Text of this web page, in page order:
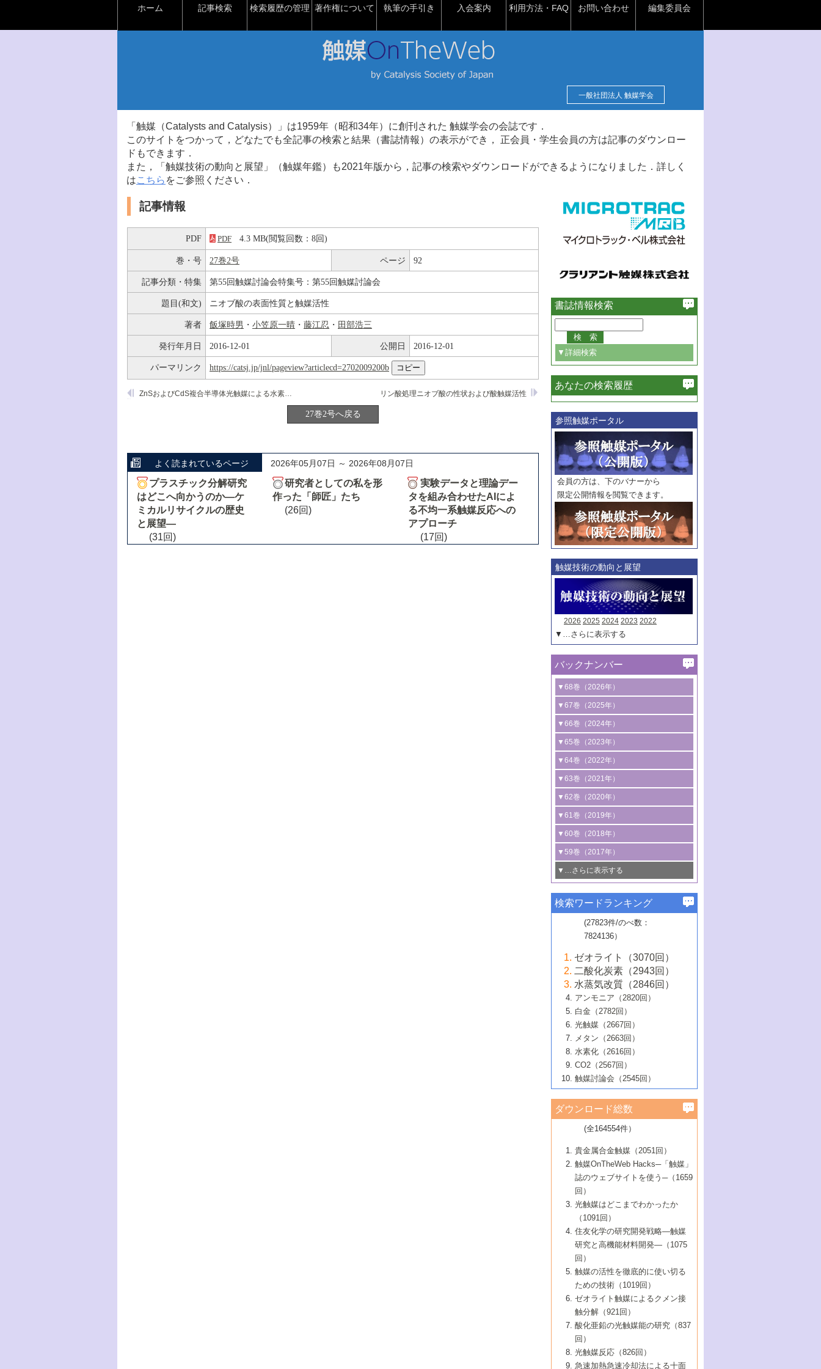
ホーム 記事検索 検索履歴の管理 著作権について 執筆の手引き 入会案内 利用方法・FAQ お問い合わせ 編集委員会
一般社団法人 触媒学会
「触媒（Catalysts and Catalysis）」は1959年（昭和34年）に創刊された 触媒学会の会誌です．
このサイトをつかって，どなたでも全記事の検索と結果（書誌情報）の表示ができ， 正会員・学生会員の方は記事のダウンロー
ドもできます．
また，「触媒技術の動向と展望」（触媒年鑑）も2021年版から，記事の検索やダウンロードができるようになりました．詳しく
はこちら をご参照ください．
記事情報
PDF PDF 4.3 MB(閲覧回数：8回)
巻・号 27巻2号 ページ 92
記事分類・特集 第55回触媒討論会特集号：第55回触媒討論会
題目(和文) ニオブ酸の表面性質と触媒活性
著者 飯塚時男 ・ 小笠原一晴 ・ 藤江忍 ・ 田部浩三
発行年月日 2016-12-01 公開日 2016-12-01
パーマリンク https://catsj.jp/jnl/pageview?articlecd=2702009200b
リン酸処理ニオブ酸の性状および酸触媒活性
ZnSおよびCdS複合半導体光触媒による水素発生速度の異常促進
27巻2号へ戻る
よく読まれているページ 2026年05月07日 ～ 2026年08月07日
プラスチック分解研究
はどこへ向かうのか―ケ
ミカルリサイクルの歴史
と展望―
(31回)
研究者としての私を形
作った「師匠」たち
(26回)
実験データと理論デー
タを組み合わせたAIによ
る不均一系触媒反応への
アプローチ
(17回)
書誌情報検索
▼詳細検索
必ず含む
巻・号指定
巻
号
範囲指定
巻
号～
巻
号
触媒年鑑
年度
記事種別
マーク：
マークあり
あなたの検索履歴
参照触媒ポータル
会員の方は、下のバナーから
限定公開情報を閲覧できます。
触媒技術の動向と展望
2026 2025 2024 2023 2022
▼…さらに表示する
バックナンバー
▼68巻（2026年）
1号 過酸化水素合成に関する研究動向
2号 コンピューター技術により加速する
触媒開発
3号 有機分子変換やCO 資源化のための
光触媒に関する最近の研究
B号 第137回触媒討論会（2026年）
▼67巻（2025年）
1号 CO
水素化によるグリーン燃料/グリ
ーンケミカル製造
2号 水素製造のための水分解技術に関す
る最近の研究
3号 オレフィン系樹脂の精密合成に関す
る最新技術
4号 アルコール類の効率的変換を実現す
る非貴金属触媒の研究動向
5号 ゼオライトの合成と応用における研
究動向
6号 ヘテロ接合界面
B号 第135回触媒討論会（2025年）
▼66巻（2024年）
1号 低次元ナノ構造を有する触媒材料
2号 規制反応場を活用した固体触媒研究
の新展開
3号 未踏分子変換を目指した酸化触媒プ
ロセスの最前線
4号 シンクロトロン放射光および中性子
線を利用した触媒解析技術の最先端
5号 単原子触媒
6号 参照触媒委員会からのお知らせ
B号 第133回触媒討論会（2023年）
▼65巻（2023年）
1号 炭素が関わる触媒機能
2号 プラスチックケミカルリサイクルの
ための触媒技術
3号 非酸化物系金属化合物を基盤とした
触媒材料の開発
4号 格子酸素・格子酸素欠陥を利用した
触媒反応
5号 生体触媒によるエネルギー変換反応
6号 窒素とリンの循環のための触媒・機
能性材料
▼64巻（2022年）
1号 合成ガス製造とCOを用いるケミカル
ズ合成の最新動向
2号 化学品合成のための合金触媒開発
3号 CO の排出削減および有効活用のた
めの触媒技術
4号 若手による情報発信企画～とびたて
若き触媒の研究者たち～（1）
若き触媒の研究者たち～（2）
6号 石油のノーブル・ユースを志向した
触媒技術
大学：オンライン・対面開催）
▼63巻（2021年）
1号 金触媒の新展開
2号 ペロブスカイト
3号 特殊反応場を利用した触媒的分子変
換反応
4号 多孔質材料を用いた触媒の新展開
5号 情報学的手法を用いた触媒開発
6号 カーボンニュートラルに向けた電解
技術
B号 第127回触媒討論会（2021年・オン
ライン開催(Zoom)のみ）
▼62巻（2020年）
1号 触媒設計を拓く欠陥構造のキャラク
タリゼーション
2号 機能化学品製造に資するクリーンな
触媒的酸化反応
3号 水処理のための触媒化学
4号 光触媒を用いた水分解の最新の研究
動向
5号 次世代の触媒プロセスを支えるマイ
6号 メタン転換技術の最新動向
B号 第125回触媒討論会（2020年・工学
院大学）
▼61巻（2019年）
1号 物質移動制御に着目した触媒プロセ
ス開発
2号 CO2 フリー水素サプライチェーンに
関わる触媒開発動向
3号 精密高分子合成に関する最近の研究
動向
4号 バイオマス化成品製造のための触媒
5号 固体触媒による含窒素有機化合物変
換の最前線
6号 貴金属使用量低減に向けた自動車排
ガス浄化触媒の開発
B号 第123回触媒討論会（2019年・大阪
▼60巻（2018年）
1号 固体酸触媒の最新の研究動向
2号 二酸化炭素からの有用化学品合成
3号 ナノ粒子・クラスター触媒の最前線
4号 60周年記念企画
5号 進化するゼオライト合成技術
6号 非貴金属系触媒における電気化学的
B号 第121回触媒討論会（2018年・東京
大学）
▼59巻（2017年）
1号 いたるところに，触媒
最先端技術
3号 無機分離膜材料の開発と触媒反応プ
ロセスへの適用
5号 水素のふるまいを解き明かす最先端
研究
6号 低級アルカンの有効利用のための触
媒技術
B号 第119回触媒討論会（2017年・首都
大学東京）
▼…さらに表示する
1号 ユニークな構造の高分子を生み出す触
2号 リグニンからの化成品製造に向けた触
媒技術
3号 触媒研究の最先端～とびたて若き研究
者たち～（1）
4号 触媒研究の最先端～とびたて若き研究
者たち～（2）
5号 触媒研究の最先端～とびたて若き研究
者たち～（3）
6号 イオニクス材料と燃料電池・電解合成
の最新の研究動向
B号 第117回触媒討論会（2016年・大阪府
立大学）
▼57巻（2015年）
1号 水素キャリアにかかわる触媒技術の新
2号 石油精製用触媒の最近の進展
3号 固体酸化物形燃料電池（SOFC）におけ
るアノード触媒上での燃料直接改質技術
4号 コアシェル構造の制御による触媒機能
5号 工業触媒およびその周辺技術の最近の
進歩
6号 ナノシート
B号 第115回触媒討論会（2015年・成蹊大
▼56巻（2014年）
2号 光触媒反応機構に関する最新の研究動
向
開発動向
4号 人工光合成に向けた近年のアプローチ
5号 未利用熱エネルギーの有効活用に貢献
する触媒技術
6号 ポリオキソメタレート
B号 第113回触媒討論会（2014年・ロワジ
ールホテル豊橋）
1号 高耐久性燃料電池システム用触媒にお
ける新展開
2号 リビングラジカル重合の最近の動向
3号 天然ガスの化学工業的展開に関する触
媒技術
4号 貴金属触媒の精密構造制御とその活用
5号 バイオマス化成品製造のための固体触
6号 ナノ空間─吸着状態解析から新機能開拓
B号 第111回触媒討論会（2013年・関西大
▼54巻（2012年）
1号 規則性多孔体の利用技術における最近
の進歩
2号 第109回触媒討論会
3号 貴金属低減技術の最新動向
4号 貴金属代替技術の最新動向
5号 光触媒による物質変換反応の新展開
6号 グラフェン
7号 水素を利用する化成品合成の新潮流
▼53巻（2011年）
1号 金属学から見る合金触媒の新展開
2号 第107回触媒討論会
3号 触媒のその場観察法の進歩（１）
4号 触媒のその場観察法の進歩（２）
5号 不活性結合の触媒的活性化による有機
合成
6号 新しい固体酸触媒技術
7号 ゼオライト合成における最近の進歩
▼52巻（2010年）
1号 触媒の劣化対策と長寿命触媒開発
2号 第105回触媒討論会
3号 ナノ構造が拓く新機能
4号 活性サイトおよびその環境の精密な設
計による触媒の高機能化
5号 触媒を有効に使うための技術
7号 有機分子触媒による精密有機合成
8号 高機能化ポリオレフィンに向けた重合
触媒の最近の進展
1号 炭素材料－熱い注目を集める材料－
2号 第103回触媒討論会
3号 環境浄化用光触媒の現状と課題
4号 水素社会の実現に向けた水素製造・貯
蔵技術の進歩
5号 CO2が関わる触媒・材料
7号 持続可能社会実現のための触媒および
触媒関連技術
▼50巻（2008年）
1号 触媒化学と学会のこの10年，半世紀，
そして未来
2号 第101回触媒討論会
4号 錯体を利用したユニークな表面構造の
構築と機能
5号 若手会員による触媒研究の未来展望1：
企業編
6号 第102回触媒討論会
7号 触媒・化学反応における計算化学の進
8号 若手研究者による触媒研究の未来展望
2：大学・研究所編
▼49巻（2007年）
1号 含フッ素化合物の合成と触媒
2号 第99回触媒討論会
3号 実用的ファインケミカル合成プロセス
を実現する触媒
5号 こんな物質，あんな物質―新たな触媒
の可能性―
7号 『結晶の化学』を活かした触媒研究
8号 イオン液体の応用
▼48巻（2006年）
1号 固体酸触媒の最近の進歩
2号 第97回触媒討論会
3号 リビング重合触媒の最近の展開
5号 水素製造・貯蔵のための触媒技術の新
しい展開
6号 第98回触媒討論会
7号 基礎化学品製造の触媒技術
8号 多機能型リアクター
1号 最近の触媒担体とその効果
2号 第95回触媒討論会
4号 水分解用光触媒材料
5号 時間分解分光の進歩と応用
6号 第96回触媒討論会
8号 超臨界流体を用いた化学プロセスの新
▼46巻（2004年）
1号 部分酸化反応触媒の最前線
2号 第93回触媒討論会
3号 特殊エネルギー場の触媒反応
4号 生体内における金属の触媒作用
5号 ファインケミカルズの展開に寄与する
6号 第94回触媒討論会
7号 サブナノレベルでみた新しい表面現象
8号 オレフィン重合触媒の新たな展
▼45巻（2003年）
1号 なぜこの触媒が良いのか？
2号 第91回触媒討論会
3号 最近の自動車排ガス処理技術
4号 触媒研究の現状と将来─第90回触媒討論
5号 基礎化学品製造の触媒技術
6号 第92回触媒討論会
7号 基礎化学品製造の触媒技術
8号 資源の循環と触媒技術
▼44巻（2002年）
1号 高次制御された触媒の化学
2号 第89回触媒討論会
3号 触媒を利用した電気化学の新展開
4号 ナノ材料の調製と機能化
5号 こんな触媒が欲しい
6号 第90回触媒討論会
7号 触媒研究と学術雑誌/情報
8号 若い世代からみた触媒化学の現状と未
▼43巻（2001年）
1号 グリーンケミストリーと触媒
2号 第87回触媒討論会特集号
3号 生体触媒とバイオプロセス
4号 水素製造・利用の触媒化学
5号 触媒研究における新しい切り口：コン
ビナトリアルケミストリー
6号 第88回触媒討論会特集号
7号 企業における触媒研究のブレークスル
8号 この材料を触媒として使ってみません
▼42巻（2000年）
1号 触媒反応工学の明日を拓く
2号 第85回触媒討論会
3号 反応ダイナミクス
5号 触媒のおもしろさをどのように伝える
6号 第86回触媒討論会
7号 水素化精製触媒の新しい展開
8号 新しい反応性と機能性を目指した金属
クラスタ-化学
▼41巻（1999年）
1号 孔、穴、あな?-特異な空間とその利用-
2号 第83回触媒討論会
3号 均一系触媒反応最前線
4号 実用炭素材料の新展開
5号 研究の方法論を考える
7号 機能性金属材料と触媒
8号 触媒研究へのNMRの応用と展望
▼40巻（1998年）
進展と21世紀への提言/創立40周年記念・触
媒学会この10年の歩みとこれから/創立40周
2号 第81回触媒討論会
3号 計算機触媒化学へのさそい
4号 触媒劣化の制御と予測
5号 最新の実用プロセスと触媒
6号 第82回触媒討論会
1号 均一系と不均一系触媒反応-その特徴と
接点
2号 第79回触媒討論会
3号 最新NO除去触媒の実用化研究
4号 新しい反応場を目指した触媒調製
5号 反応・分離技術の新しい展開
6号 第80回触媒討論会
▼38巻（1996年）
1号 触媒の構造と触媒作用/C1化学を中心と
する21世紀への触媒
3号 オリンピックメダル:金・銀・銅はどん
な触媒作用を示すか
4号 触媒作用における機能の複合化
▼37巻（1995年）
1号 ファインケミカルズと固体触媒
2号 第75回触媒討論会
3号 希土類を利用した触媒
4号 触媒とリサイクル
5号 エネルギー変換触媒
▼36巻（1994年）
1号 電気化学と触媒
2号 第73回触媒討論会
3号 C4化学の展開
4号 《通常号》
▼35巻（1993年）
1号 工業触媒開発マニュアル―探索から工
業化まで
2号 第71回触媒討論会
▼34巻（1992年）
1号 インパクトを与えたこの研究
2号 第69回触媒討論会
▼33巻（1991年）
1号 触媒プロセス開発マニュアル―探索か
▼32巻（1990年）
検索ワードランキング
(27823件/のべ数：
7824136）
ゼオライト（3070回）
二酸化炭素（2943回）
水蒸気改質（2846回）
アンモニア（2820回）
白金（2782回）
光触媒（2667回）
メタン（2663回）
水素化（2616回）
CO2（2567回）
触媒討論会（2545回）
ダウンロード総数
(全164554件）
貴金属合金触媒（2051回）
触媒OnTheWeb Hacks─「触媒」
誌のウェブサイトを使う─（1659
回）
光触媒はどこまでわかったか
（1091回）
住友化学の研究開発戦略―触媒
研究と高機能材料開発―（1075
回）
触媒の活性を徹底的に使い切る
ための技術（1019回）
ゼオライト触媒によるクメン接
触分解（921回）
酸化亜鉛の光触媒能の研究（837
回）
光触媒反応（826回）
急速加熱急速冷却法による十面